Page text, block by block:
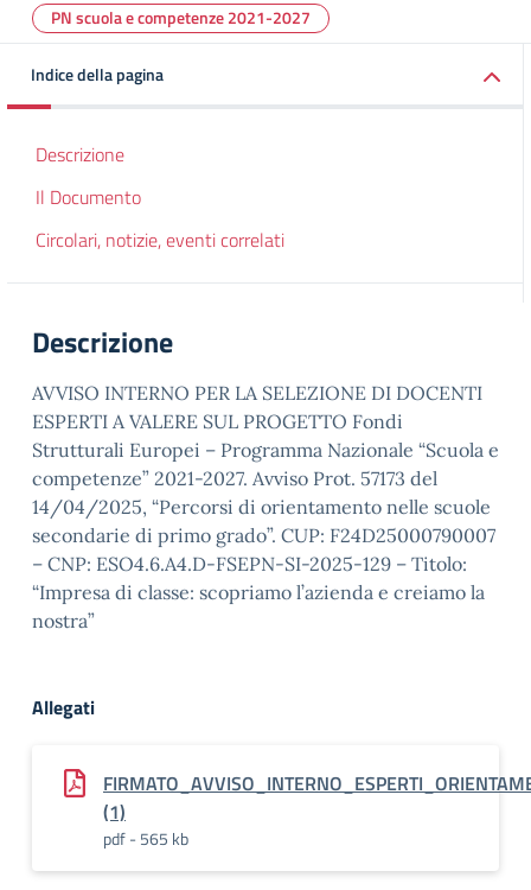
PN scuola e competenze 2021-2027
Indice della pagina
Descrizione
Il Documento
Circolari, notizie, eventi correlati
Descrizione
AVVISO INTERNO PER LA SELEZIONE DI DOCENTI
ESPERTI A VALERE SUL PROGETTO Fondi
Strutturali Europei – Programma Nazionale “Scuola e
competenze” 2021-2027. Avviso Prot. 57173 del
14/04/2025, “Percorsi di orientamento nelle scuole
secondarie di primo grado”. CUP: F24D25000790007
– CNP: ESO4.6.A4.D-FSEPN-SI-2025-129 – Titolo:
“Impresa di classe: scopriamo l’azienda e creiamo la
nostra”
Allegati
(1)
pdf - 565 kb